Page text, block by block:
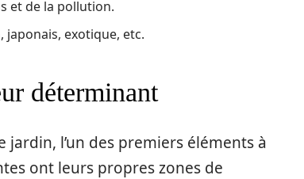
et de la pollution.
japonais, exotique, etc.
déterminant
l’un des premiers éléments à
ont leurs propres zones de